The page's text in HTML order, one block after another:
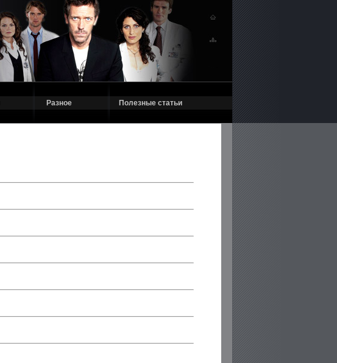
Разное Полезные статьи